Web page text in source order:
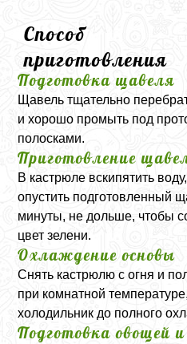
Способ
приготовления
Подготовка щавеля
Щавель тщательно
и хорошо промыть под
полосками.
Приготовление
В кастрюле вскипятить
опустить подготовленный
минуты, не дольше, чтобы
цвет зелени.
Охлаждение основы
Снять кастрюлю с огня и
при комнатной
холодильник до полного
Подготовка овощей